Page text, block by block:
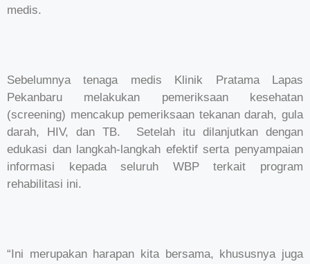
medis.
Sebelumnya tenaga medis Klinik Pratama Lapas
Pekanbaru melakukan pemeriksaan kesehatan
(screening) mencakup pemeriksaan tekanan darah, gula
darah, HIV, dan TB. Setelah itu dilanjutkan dengan
edukasi dan langkah-langkah efektif serta penyampaian
informasi kepada seluruh WBP terkait program
rehabilitasi ini.
“Ini merupakan harapan kita bersama, khususnya juga